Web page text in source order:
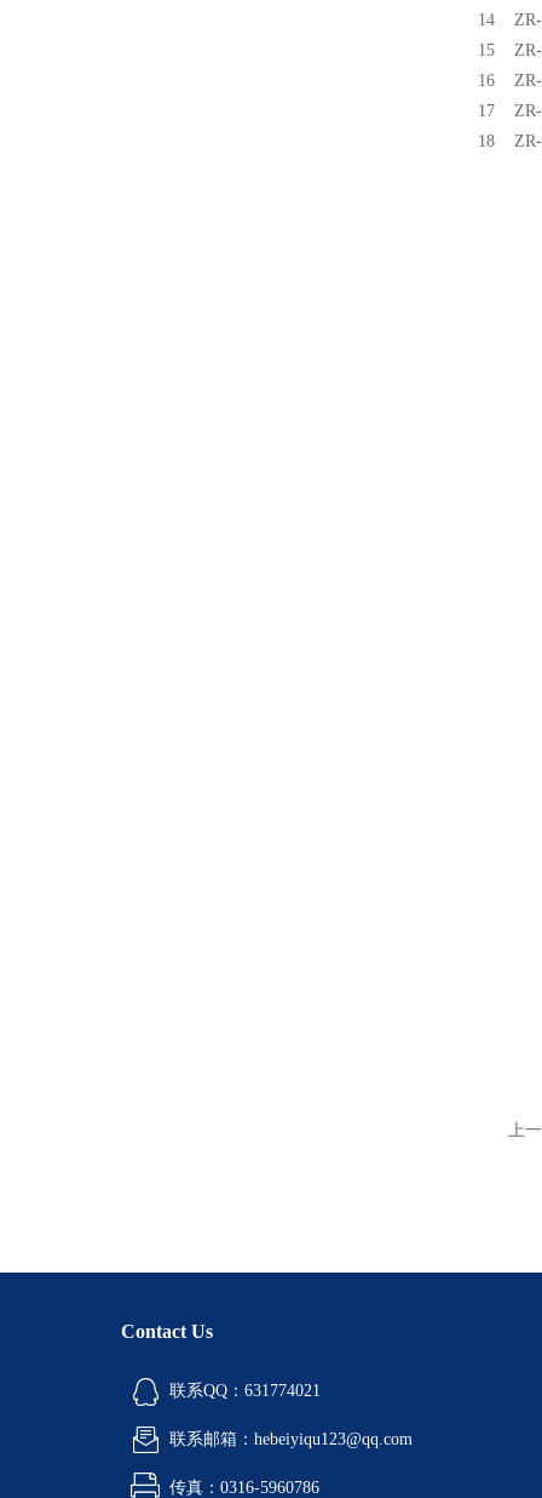
14 ZR-
15 ZR-
16 ZR-
17 ZR-
18 ZR-
上
Contact Us
联系QQ：631774021
联系邮箱：hebeiyiqu123@qq.com
传真：0316-5960786